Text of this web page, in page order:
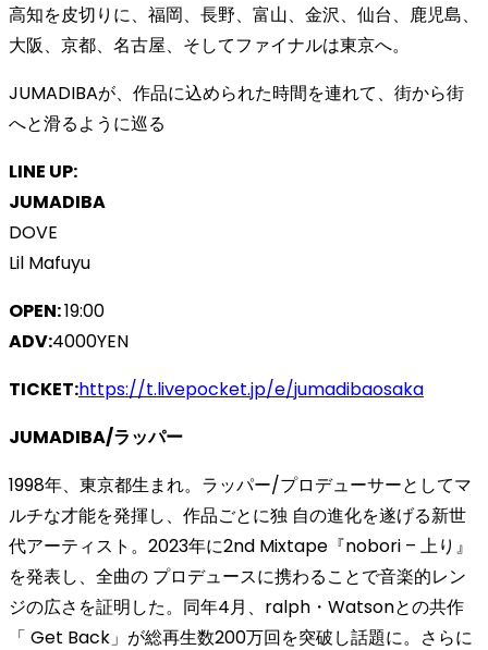
高知を皮切りに、福岡、長野、富山、金沢、仙台、鹿児島、
大阪、京都、名古屋、そしてファイナルは東京へ。
JUMADIBAが、作品に込められた時間を連れて、街から街
へと滑るように巡る
LINE UP:
JUMADIBA
DOVE
Lil Mafuyu
OPEN:19:00
ADV:4000YEN
TICKET:https://t.livepocket.jp/e/jumadibaosaka
JUMADIBA/ラッパー
1998年、東京都生まれ。ラッパー/プロデューサーとしてマ
ルチな才能を発揮し、作品ごとに独 自の進化を遂げる新世
代アーティスト。2023年に2nd Mixtape『nobori – 上り』
を発表し、全曲の プロデュースに携わることで音楽的レン
ジの広さを証明した。同年4月、ralph・Watsonとの共作
「 Get Back」が総再生数200万回を突破し話題に。さらに